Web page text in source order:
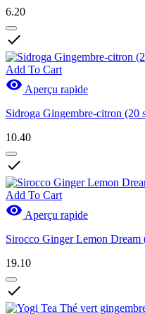
6.20

Add To Cart
 Aperçu rapide
Sidroga Gingembre-citron (20
10.40

Add To Cart
 Aperçu rapide
Sirocco Ginger Lemon Dream
19.10
